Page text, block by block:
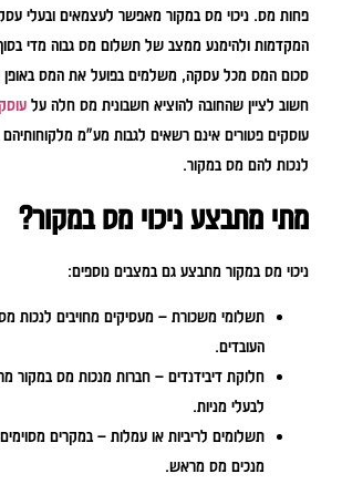
פחות מס. ניכוי מס במקור מאפשר לעצמאים ובעלי
המקדמות ולהימנע ממצב של תשלום מס גבוה מדי בסוף
סכום המס מכל עסקה, משלמים בפועל את המס באופן
חשוב לציין שהחובה להוציא חשבונית מס חלה על
עוסקים פטורים אינם רשאים לגבות מע"מ מלקוחותיהם
לנכות להם מס במקור.
מתי מתבצע ניכוי מס במקור?
ניכוי מס במקור מתבצע גם במצבים נוספים:
תשלומי משכורת – מעסיקים מחויבים לנכות
העובדים.
חלוקת דיבידנדים – חברות מנכות מס במקור
לבעלי מניות.
תשלומים לריביות או עמלות – במקרים
מנכים מס מראש.